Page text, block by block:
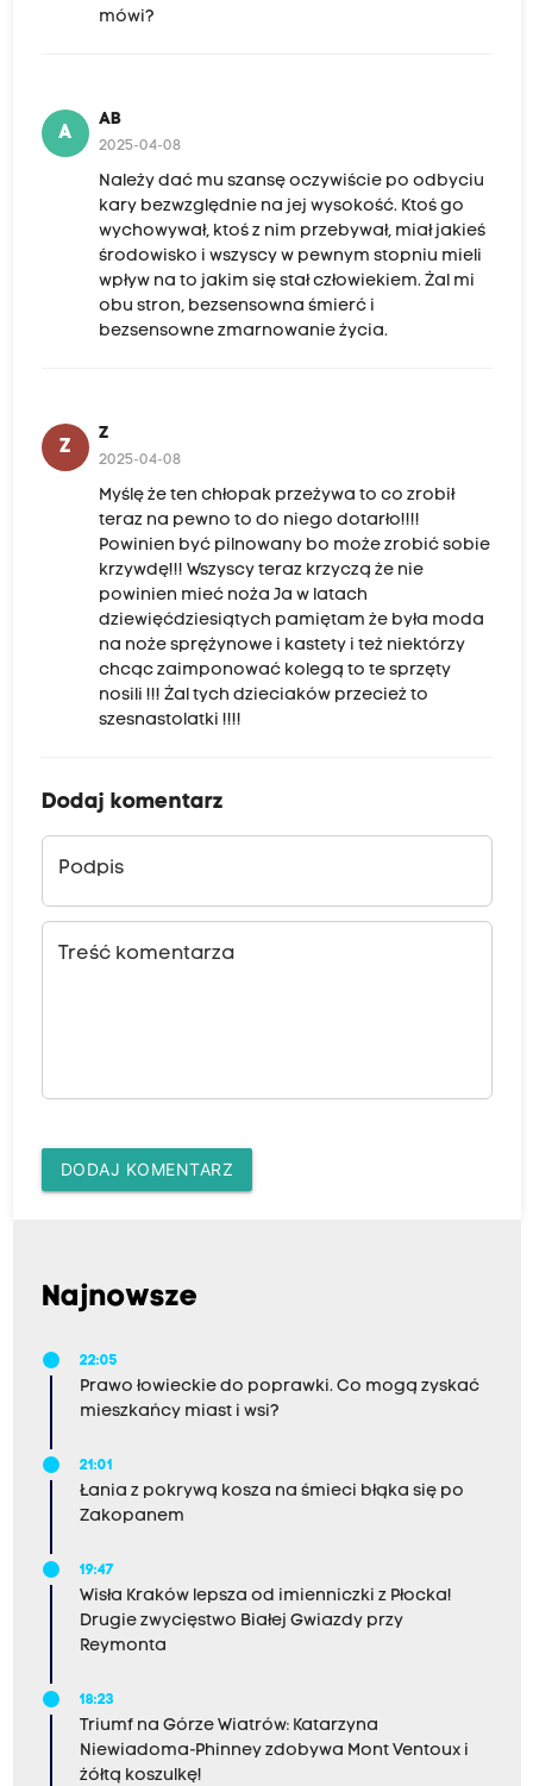
mówi?
A
AB
2025-04-08
Należy dać mu szansę oczywiście po odbyciu
kary bezwzględnie na jej wysokość. Ktoś go
wychowywał, ktoś z nim przebywał, miał jakieś
środowisko i wszyscy w pewnym stopniu mieli
wpływ na to jakim się stał człowiekiem. Żal mi
obu stron, bezsensowna śmierć i
bezsensowne zmarnowanie życia.
Z
Z
2025-04-08
Myślę że ten chłopak przeżywa to co zrobił
teraz na pewno to do niego dotarło!!!!
Powinien być pilnowany bo może zrobić sobie
krzywdę!!! Wszyscy teraz krzyczą że nie
powinien mieć noża Ja w latach
dziewięćdziesiątych pamiętam że była moda
na noże sprężynowe i kastety i też niektórzy
chcąc zaimponować kolegą to te sprzęty
nosili !!! Żal tych dzieciaków przecież to
szesnastolatki !!!!
Dodaj komentarz
Podpis
Treść komentarza
DODAJ KOMENTARZ
Najnowsze
22:05
Prawo łowieckie do poprawki. Co mogą zyskać
mieszkańcy miast i wsi?
21:01
Łania z pokrywą kosza na śmieci błąka się po
Zakopanem
19:47
Wisła Kraków lepsza od imienniczki z Płocka!
Drugie zwycięstwo Białej Gwiazdy przy
Reymonta
18:23
Triumf na Górze Wiatrów: Katarzyna
Niewiadoma-Phinney zdobywa Mont Ventoux i
żółtą koszulkę!